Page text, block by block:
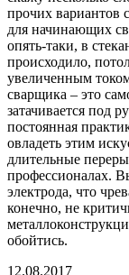
прочих вариантов
для начинающих
опять-таки, в
происходило,
увеличенным
сварщика – это
затачивается под
постоянная
овладеть этим
длительные
профессионалах.
электрода, что
конечно, не
обойтись.
12.08.2017